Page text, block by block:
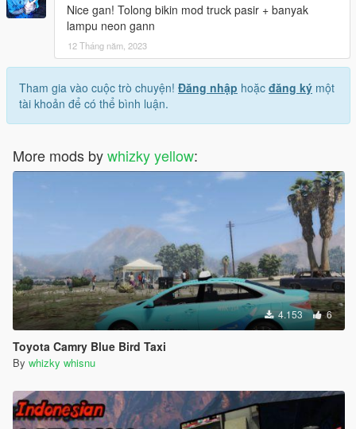
Nice gan! Tolong bikin mod truck pasir + banyak
lampu neon gann
12 Tháng năm, 2023
Tham gia vào cuộc trò chuyện! Đăng nhập hoặc đăng ký một
tài khoản để có thể bình luận.
More mods bywhizky yellow:
4.153 6
Toyota Camry Blue Bird Taxi
By whizky whisnu